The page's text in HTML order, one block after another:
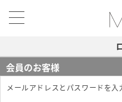
会員のお客様
メールアドレスとパスワードを入